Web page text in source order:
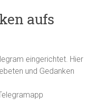
aufs
eingerichtet. Hier
und Gedanken